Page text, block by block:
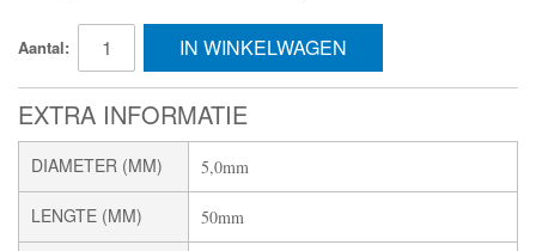
Aantal: IN WINKELWAGEN
EXTRA INFORMATIE
DIAMETER (MM) 5,0mm
LENGTE (MM) 50mm